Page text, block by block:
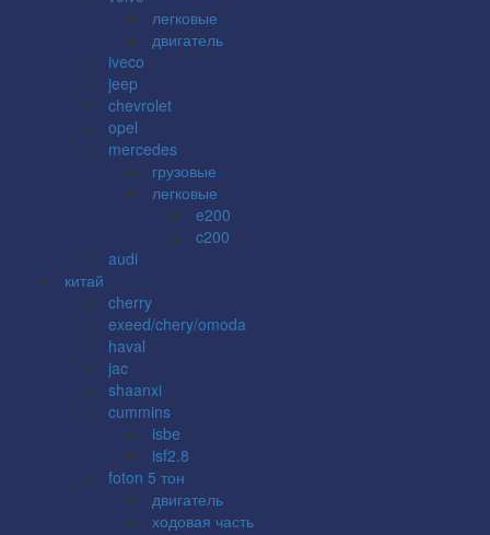
легковые
двигатель
iveco
jeep
chevrolet
opel
mercedes
грузовые
легковые
e200
c200
audi
китай
cherry
exeed/chery/omoda
haval
jac
shaanxi
cummins
isbe
isf2.8
foton 5 тон
двигатель
ходовая часть